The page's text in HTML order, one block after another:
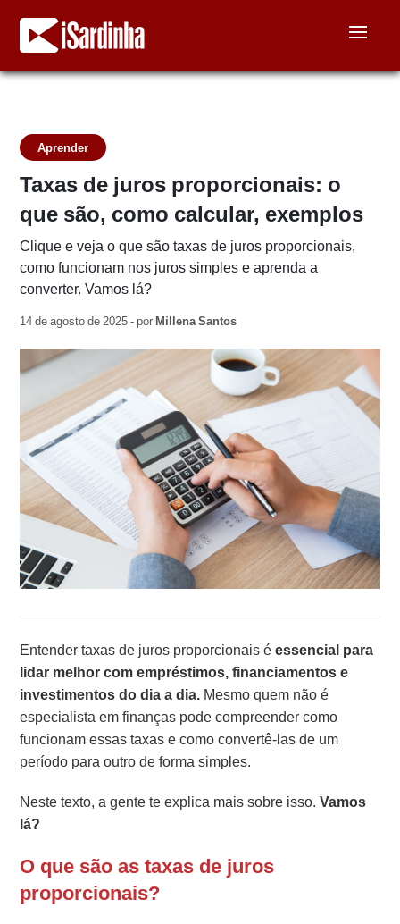
Aprender
Taxas de juros proporcionais: o
que são, como calcular, exemplos
Clique e veja o que são taxas de juros proporcionais,
como funcionam nos juros simples e aprenda a
converter. Vamos lá?
14 de agosto de 2025 - por Millena Santos
Entender taxas de juros proporcionais éessencial para
lidar melhor com empréstimos, financiamentos e
investimentos do dia a dia. Mesmo quem não é
especialista em finanças pode compreender como
funcionam essas taxas e como convertê-las de um
período para outro de forma simples.
Neste texto, a gente te explica mais sobre isso.Vamos
lá?
O que são as taxas de juros
proporcionais?